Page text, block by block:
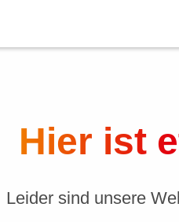
Hier ist
Leider sind unsere